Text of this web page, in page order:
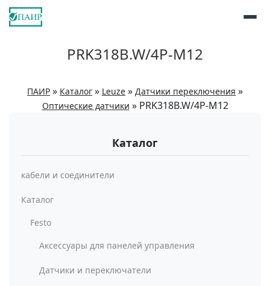
PRK318B.W/4P-M12
ПАИР » Каталог » Leuze » Датчики переключения »
Оптические датчики » PRK318B.W/4P-M12
Каталог
кабели и соединители
Каталог
Festo
Аксессуары для панелей управления
Датчики и переключатели